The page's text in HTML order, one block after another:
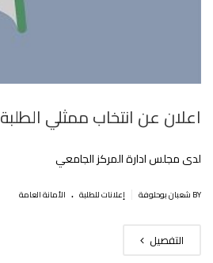
اعلان عن انتخاب ممثلي الطلبة
لدى مجلس ادارة المركز الجامعي
BY شعبان بوحلوفة إعلانات للطلبة . اﻷمانة العامة
التفصيل